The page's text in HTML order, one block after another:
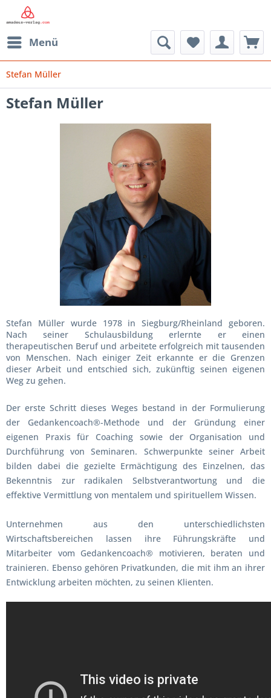
Menü
Stefan Müller
Stefan Müller
Stefan Müller wurde 1978 in Siegburg/Rheinland geboren.
Nach seiner Schulausbildung erlernte er einen
therapeutischen Beruf und arbeitete erfolgreich mit tausenden
von Menschen. Nach einiger Zeit erkannte er die Grenzen
dieser Arbeit und entschied sich, zukünftig seinen eigenen
Weg zu gehen.
Der erste Schritt dieses Weges bestand in der Formulierung
der Gedankencoach®-Methode und der Gründung einer
eigenen Praxis für Coaching sowie der Organisation und
Durchführung von Seminaren. Schwerpunkte seiner Arbeit
bilden dabei die gezielte Ermächtigung des Einzelnen, das
Bekenntnis zur radikalen Selbstverantwortung und die
effektive Vermittlung von mentalem und spirituellem Wissen.
Unternehmen aus den unterschiedlichsten
Wirtschaftsbereichen lassen ihre Führungskräfte und
Mitarbeiter vom Gedankencoach® motivieren, beraten und
trainieren. Ebenso gehören Privatkunden, die mit ihm an ihrer
Entwicklung arbeiten möchten, zu seinen Klienten.